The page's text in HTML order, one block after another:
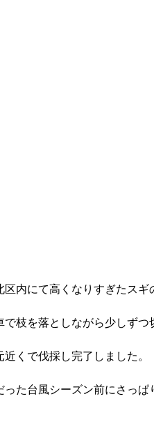
区内にて高くなりすぎたスギ
枝を落としながら少しずつ
くで伐採し完了しました。
った台風シーズン前にさっぱ